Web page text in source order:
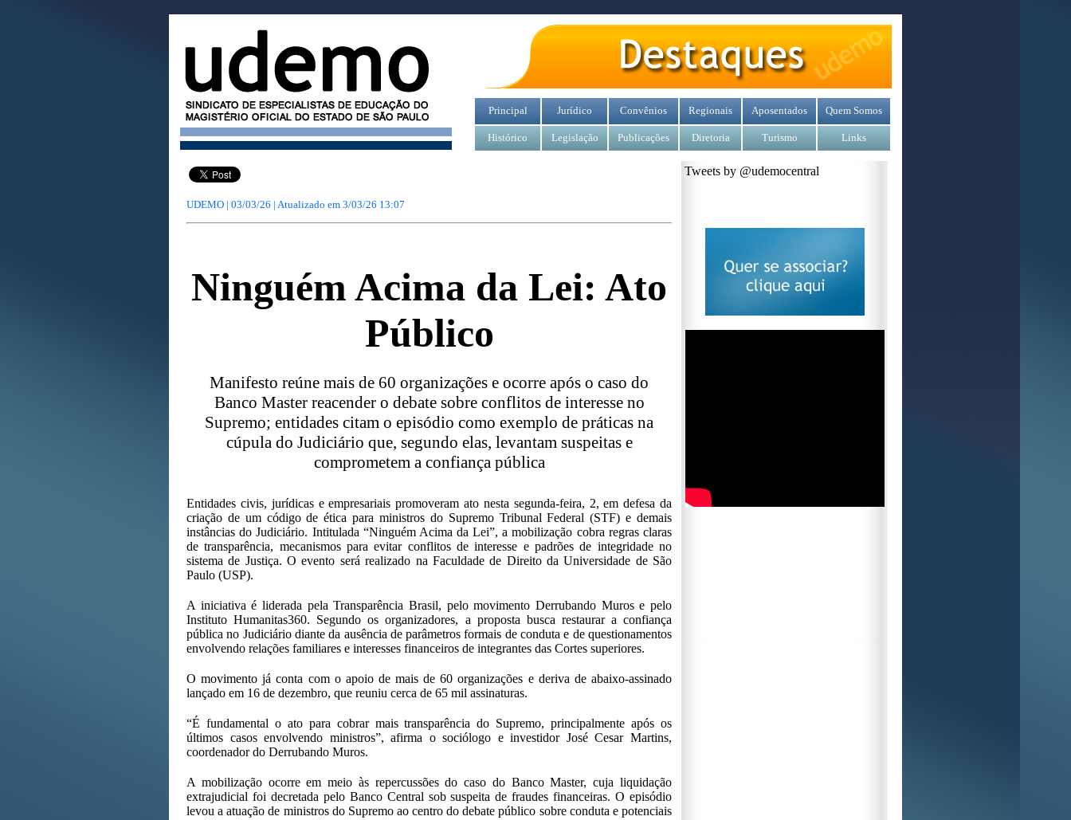
Principal Jurídico Convênios Regionais Aposentados Quem Somos
Histórico Legislação Publicações Diretoria Turismo Links
UDEMO | 03/03/26 | Atualizado em 3/03/26 13:07
Ninguém Acima da Lei: Ato
Público
Manifesto reúne mais de 60 organizações e ocorre após o caso do
Banco Master reacender o debate sobre conflitos de interesse no
Supremo; entidades citam o episódio como exemplo de práticas na
cúpula do Judiciário que, segundo elas, levantam suspeitas e
comprometem a confiança pública
Entidades civis, jurídicas e empresariais promoveram ato nesta segunda-feira, 2, em defesa da
criação de um código de ética para ministros do Supremo Tribunal Federal (STF) e demais
instâncias do Judiciário. Intitulada “Ninguém Acima da Lei”, a mobilização cobra regras claras
de transparência, mecanismos para evitar conflitos de interesse e padrões de integridade no
sistema de Justiça. O evento será realizado na Faculdade de Direito da Universidade de São
Paulo (USP).
A iniciativa é liderada pela Transparência Brasil, pelo movimento Derrubando Muros e pelo
Instituto Humanitas360. Segundo os organizadores, a proposta busca restaurar a confiança
pública no Judiciário diante da ausência de parâmetros formais de conduta e de questionamentos
envolvendo relações familiares e interesses financeiros de integrantes das Cortes superiores.
O movimento já conta com o apoio de mais de 60 organizações e deriva de abaixo-assinado
lançado em 16 de dezembro, que reuniu cerca de 65 mil assinaturas.
“É fundamental o ato para cobrar mais transparência do Supremo, principalmente após os
últimos casos envolvendo ministros”, afirma o sociólogo e investidor José Cesar Martins,
coordenador do Derrubando Muros.
A mobilização ocorre em meio às repercussões do caso do Banco Master, cuja liquidação
extrajudicial foi decretada pelo Banco Central sob suspeita de fraudes financeiras. O episódio
levou a atuação de ministros do Supremo ao centro do debate público sobre conduta e potenciais
Tweets by @udemocentral